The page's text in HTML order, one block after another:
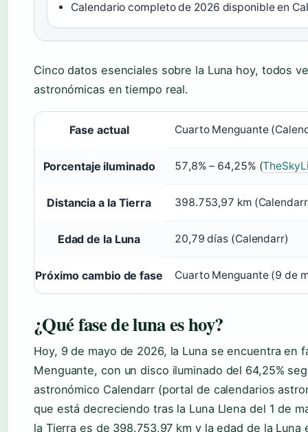
Calendario completo de 2026 disponible en
Cinco datos esenciales sobre la Luna hoy, todos
astronómicas en tiempo real.
Fase actual Cuarto Menguante
Porcentaje iluminado 57,8% – 64,25% (
Distancia a la Tierra 398.753,97 km
Edad de la Luna 20,79 días (Calendarr)
Próximo cambio de fase Cuarto Menguante (9 de
¿Qué fase de luna es hoy?
Hoy, 9 de mayo de 2026, la Luna se encuentra en
Menguante, con un disco iluminado del 64,25%
astronómico Calendarr (portal de calendarios
que está decreciendo tras la Luna Llena del 1 de
la Tierra es de 398.753,97 km y la edad de la Luna